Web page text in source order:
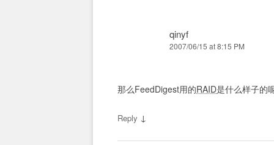
qinyf
2007/06/15 at 8:15 PM
那么FeedDigest用的RAID是什么样子的
Reply ↓